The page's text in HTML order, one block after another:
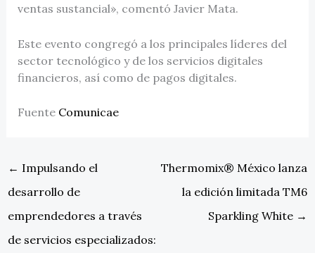
ventas sustancial», comentó Javier Mata.
Este evento congregó a los principales líderes del
sector tecnológico y de los servicios digitales
financieros, así como de pagos digitales.
Fuente Comunicae
← Impulsando el
desarrollo de
emprendedores a través
de servicios especializados:
Thermomix® México lanza
la edición limitada TM6
Sparkling White →